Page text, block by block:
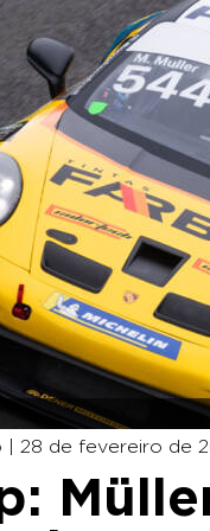
| 28 de fevereiro de